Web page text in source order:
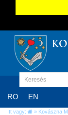
RO EN
Itt vagy: » Kovászna